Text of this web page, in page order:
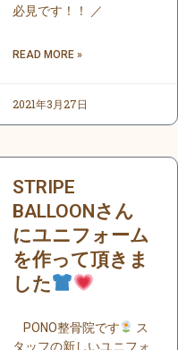
必見です！！ ／
READ MORE »
2021年3月27日
STRIPE
BALLOONさん
にユニフォーム
を作って頂きま
した
PONO整骨院です
ス
タッフの新しいユニフォ